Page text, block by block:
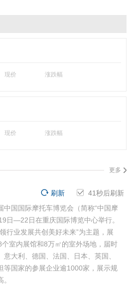
现价 涨跌幅
现价 涨跌幅
更多
41秒后刷新
刷新
中国国际摩托车博览会（简称“中国摩
日—22日在重庆国际博览中心举行。
行业发展共创美好未来”为主题，展
室内展馆和8万㎡的室外场地，届时
大利、德国、法国、日本、英国、
等国家的参展企业逾1000家，展示规